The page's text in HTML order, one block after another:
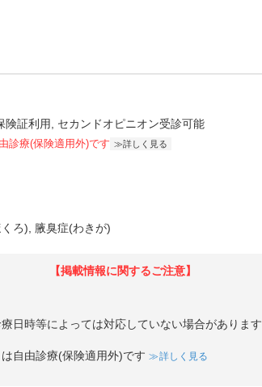
険証利用 セカンドオピニオン受診可能
診療(保険適用外)です 詳しく見る
ろ) 腋臭症(わきが)
【掲載情報に関するご注意】
日時等によっては対応していない場合があります
は自由診療(保険適用外)です 詳しく見る